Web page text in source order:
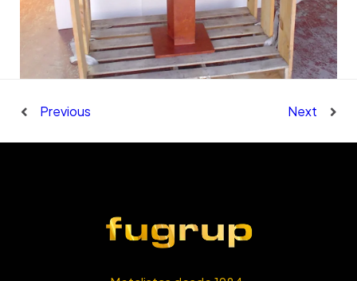
Previous Next